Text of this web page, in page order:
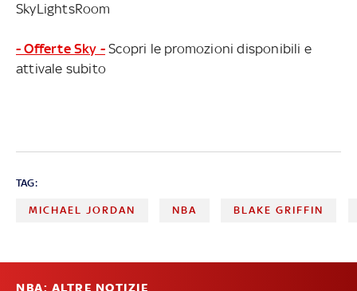
SkyLightsRoom
- Offerte Sky - Scopri le promozioni disponibili e
attivale subito
TAG:
MICHAEL JORDAN NBA BLAKE GRIFFIN
NBA: ALTRE NOTIZIE